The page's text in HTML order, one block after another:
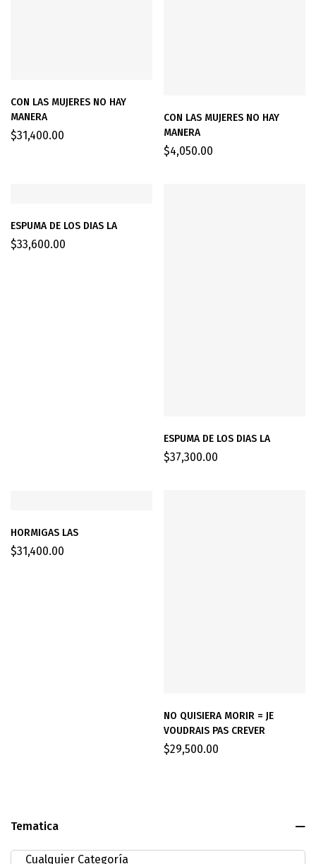
Tematica
CON LAS MUJERES NO HAY
MANERA
$31,400.00
CON LAS MUJERES NO HAY
MANERA
$4,050.00
ESPUMA DE LOS DIAS LA
$33,600.00
ESPUMA DE LOS DIAS LA
$37,300.00
HORMIGAS LAS
$31,400.00
NO QUISIERA MORIR = JE
VOUDRAIS PAS CREVER
$29,500.00